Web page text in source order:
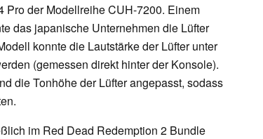
Pro der Modellreihe CUH-7200. Einem
das japanische Unternehmen die Lüfter
konnte die Lautstärke der Lüfter unter
(gemessen direkt hinter der Konsole).
die Tonhöhe der Lüfter angepasst, sodass
im Red Dead Redemption 2 Bundle